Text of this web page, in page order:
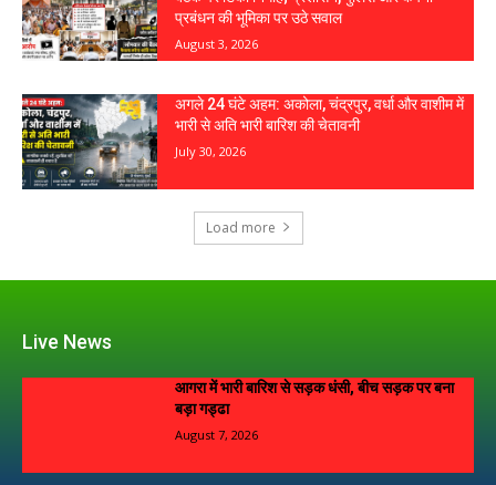
Live News
आगरा में भारी बारिश से सड़क धंसी, बीच सड़क पर बना
बड़ा गड्ढा
August 7, 2026